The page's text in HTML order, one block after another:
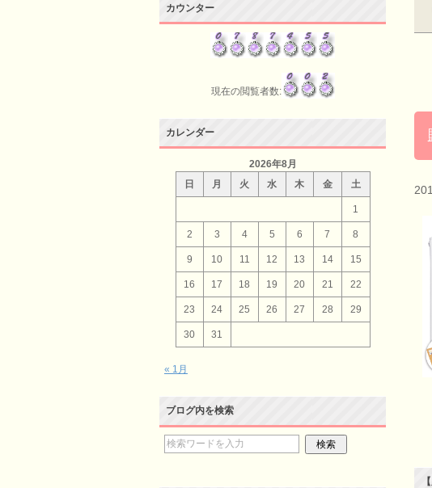
カウンター
現在の閲覧者数:
カレンダー
2026年8月
日
月 火 水 木 金 土
1
2 3 4 5 6 7 8
9 10 11 12 13 14 15
16 17 18 19 20 21 22
23 24 25 26 27 28 29
30 31
« 1月
ブログ内を検索